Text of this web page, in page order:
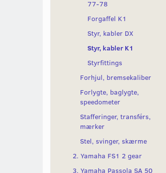
77-78
Forgaffel K1
Styr, kabler DX
Styr, kabler K1
Styrfittings
Forhjul, bremsekaliber
Forlygte, baglygte,
speedometer
Stafferinger, transférs,
mærker
Stel, svinger, skærme
2. Yamaha FS1 2 gear
3. Yamaha Passola SA 50